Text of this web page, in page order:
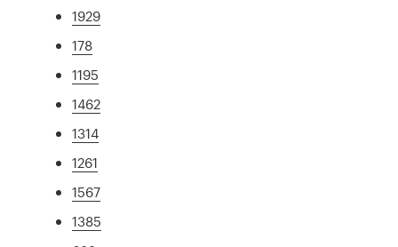
1929
178
1195
1462
1314
1261
1567
1385